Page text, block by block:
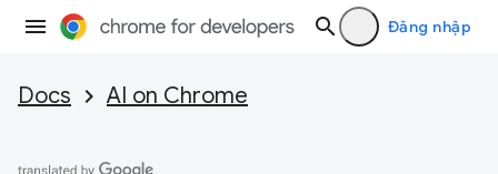
Đăng nhập
Docs AI on Chrome